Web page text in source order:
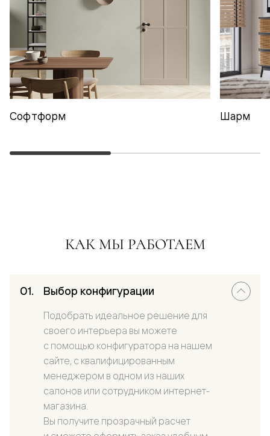
Софтформ Шарм
КАК МЫ РАБОТАЕМ
Выбор конфигурации
Подобрать идеальное решение для
своего интерьера вы можете
с помощью конфигуратора на нашем
сайте, с квалифицированным
менеджером в одном из наших
салонов или сотрудником интернет-
магазина.
Вы получите прозрачный расчет